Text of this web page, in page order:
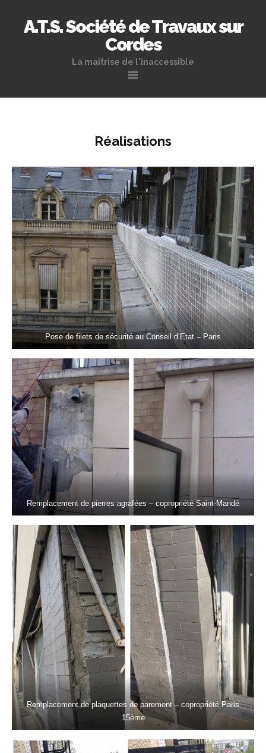
A.T.S. Société de Travaux sur
Cordes
La maîtrise de l'inaccessible
Réalisations
Pose de filets de sécurité au Conseil d’Etat – Paris
Remplacement de pierres agrafées – copropriété Saint-Mandé
Remplacement de plaquettes de parement – copropriété Paris
15ème